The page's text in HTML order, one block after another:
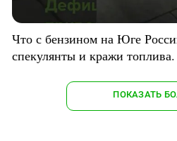
Что с бензином на Юге
спекулянты и кражи топлива.
ПОКАЗАТЬ